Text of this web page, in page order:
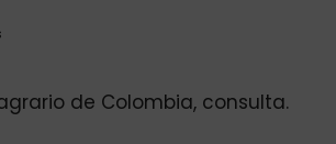
de Colombia, consulta.